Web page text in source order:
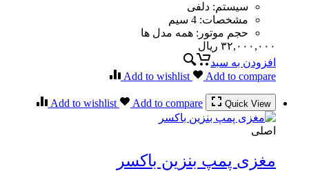
سیستم: دلفی
مشخصات: 4 سیم
حجم موتور : همه مدل ها
۳۲,۰۰۰,۰۰۰ ریال
افزودن به سبد
Add to wishlist
Add to compare
Quick View
Add to wishlist Add to compare
اصلی
مغزی پمپ بنزین باکسر